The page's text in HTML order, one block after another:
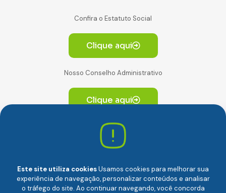
Confira o Estatuto Social
Clique aqui
Nosso Conselho Administrativo
Clique aqui
Av. Paulista, 2064. Conjunto 14, (Edifício Paulista) -
CEP 01310-928 Consolação – São Paulo/SP
Este site utiliza cookiesUsamos cookies para melhorar sua
experiência de navegação, personalizar conteúdos e analisar
o tráfego do site. Ao continuar navegando, você concorda